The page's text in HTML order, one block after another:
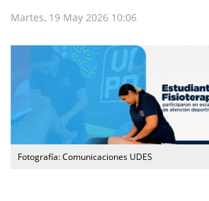
Martes, 19 May 2026 10:06
Fotografía: Comunicaciones UDES